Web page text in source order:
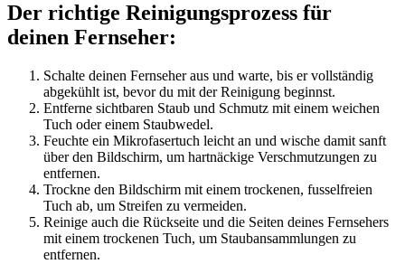
Der richtige Reinigungsprozess für
deinen Fernseher:
Schalte deinen Fernseher aus und warte, bis er vollständig
abgekühlt ist, bevor du mit der Reinigung beginnst.
Entferne sichtbaren Staub und Schmutz mit einem weichen
Tuch oder einem Staubwedel.
Feuchte ein Mikrofasertuch leicht an und wische damit sanft
über den Bildschirm, um hartnäckige Verschmutzungen zu
entfernen.
Trockne den Bildschirm mit einem trockenen, fusselfreien
Tuch ab, um Streifen zu vermeiden.
Reinige auch die Rückseite und die Seiten deines Fernsehers
mit einem trockenen Tuch, um Staubansammlungen zu
entfernen.